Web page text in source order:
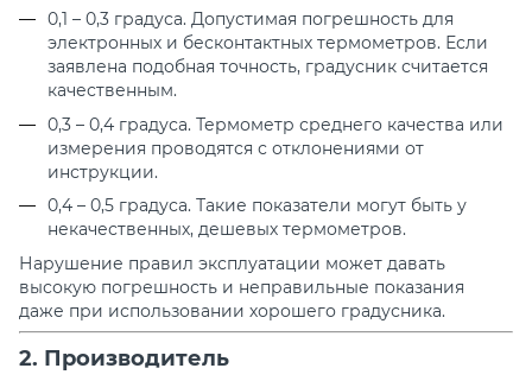
0,1 – 0,3 градуса. Допустимая погрешность для
электронных и бесконтактных термометров. Если
заявлена подобная точность, градусник считается
качественным.
0,3 – 0,4 градуса. Термометр среднего качества или
измерения проводятся с отклонениями от
инструкции.
0,4 – 0,5 градуса. Такие показатели могут быть у
некачественных, дешевых термометров.
Нарушение правил эксплуатации может давать
высокую погрешность и неправильные показания
даже при использовании хорошего градусника.
2. Производитель